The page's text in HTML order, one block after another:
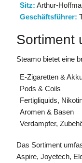
Sitz: Arthur-
Geschäftsführer:
Sortiment
Steamo bietet eine
E-Zigaretten &
Pods & Coils
Fertigliquids,
Aromen & Basen
Verdampfer,
Das Sortiment
Aspire, Joyetech,